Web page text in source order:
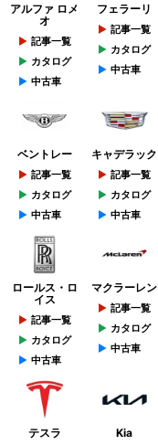
アルファ ロメ
オ
記事一覧
カタログ
中古車
フェラーリ
記事一覧
カタログ
中古車
ベントレー
記事一覧
カタログ
中古車
キャデラック
記事一覧
カタログ
中古車
ロールス・ロ
イス
記事一覧
カタログ
中古車
マクラーレン
記事一覧
カタログ
中古車
テスラ Kia